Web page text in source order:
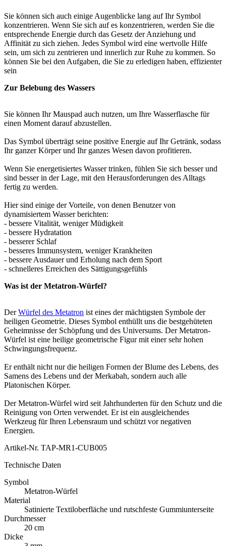
Sie können sich auch einige Augenblicke lang auf Ihr Symbol
konzentrieren. Wenn Sie sich auf es konzentrieren, werden Sie die
entsprechende Energie durch das Gesetz der Anziehung und
Affinität zu sich ziehen. Jedes Symbol wird eine wertvolle Hilfe
sein, um sich zu zentrieren und innerlich zur Ruhe zu kommen. So
können Sie bei den Aufgaben, die Sie zu erledigen haben, effizienter
sein
Zur Belebung des Wassers
Sie können Ihr Mauspad auch nutzen, um Ihre Wasserflasche für
einen Moment darauf abzustellen.
Das Symbol überträgt seine positive Energie auf Ihr Getränk, sodass
Ihr ganzer Körper und Ihr ganzes Wesen davon profitieren.
Wenn Sie energetisiertes Wasser trinken, fühlen Sie sich besser und
sind besser in der Lage, mit den Herausforderungen des Alltags
fertig zu werden.
Hier sind einige der Vorteile, von denen Benutzer von
dynamisiertem Wasser berichten:
- bessere Vitalität, weniger Müdigkeit
- bessere Hydratation
- besserer Schlaf
- besseres Immunsystem, weniger Krankheiten
- bessere Ausdauer und Erholung nach dem Sport
- schnelleres Erreichen des Sättigungsgefühls
Was ist der Metatron-Würfel?
DerWürfel des Metatron ist eines der mächtigsten Symbole der
heiligen Geometrie. Dieses Symbol enthüllt uns die bestgehüteten
Geheimnisse der Schöpfung und des Universums. Der Metatron-
Würfel ist eine heilige geometrische Figur mit einer sehr hohen
Schwingungsfrequenz.
Er enthält nicht nur die heiligen Formen der Blume des Lebens, des
Samens des Lebens und der Merkabah, sondern auch alle
Platonischen Körper.
Der Metatron-Würfel wird seit Jahrhunderten für den Schutz und die
Reinigung von Orten verwendet. Er ist ein ausgleichendes
Werkzeug für Ihren Lebensraum und schützt vor negativen
Energien.
Artikel-Nr. TAP-MR1-CUB005
Technische Daten
Symbol
Metatron-Würfel
Material
Satinierte Textiloberfläche und rutschfeste Gummiunterseite
Durchmesser
20 cm
Dicke